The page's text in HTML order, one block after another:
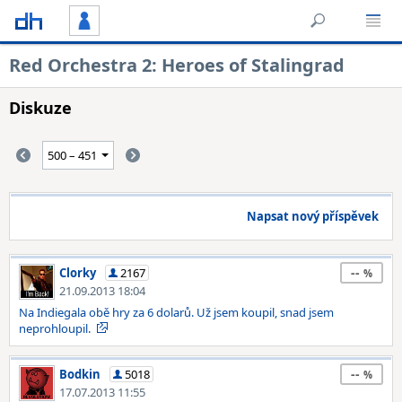
Red Orchestra 2: Heroes of Stalingrad
Diskuze
Napsat nový příspěvek
Clorky
2167
21.09.2013 18:04
--
Na Indiegala obě hry za 6 dolarů. Už jsem koupil, snad jsem
neprohloupil.
Bodkin
5018
17.07.2013 11:55
--